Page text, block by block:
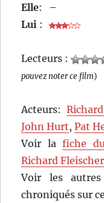
Elle:
–
Lui :
Lecteurs :
pouvez noter ce film)
Acteurs:
John Hurt,Pat
Voir lafiche
Richard Fleischer
Voir les
chroniqués sur